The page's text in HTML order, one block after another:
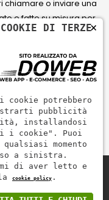
chiamare o inviare una
e fatto su misura per
Maestro,
serve per pagare,
modo rapido,
con
×
DI TERZE
potrebbero
pubblicità
installandosi
i cookie". Puoi
momento
a sinistra.
di aver letto e
cookie policy .